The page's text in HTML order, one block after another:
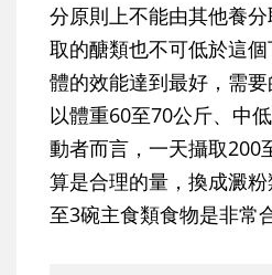
分原則上不能由其他養
取的醣類也不可低於這
體的效能達到最好，需要
以體重60至70公斤、中
動者而言，一天攝取200
算是合理的量，換成澱
至3碗主食類食物是非常